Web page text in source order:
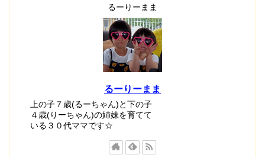
るーりーまま
るーりーまま
上の子７歳(るーちゃん)と下の子
４歳(りーちゃん)の姉妹を育てて
いる３０代ママです☆